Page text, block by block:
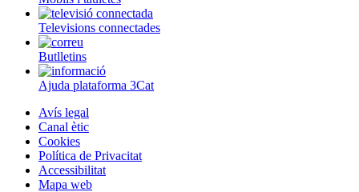
Televisions connectades
Butlletins
Ajuda plataforma 3Cat
Avís legal
Canal ètic
Cookies
Política de Privacitat
Accessibilitat
Mapa web